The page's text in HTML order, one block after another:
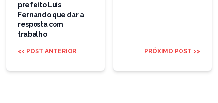
prefeito Luís
Fernando que dar a
resposta com
trabalho
<< POST ANTERIOR PRÓXIMO POST >>